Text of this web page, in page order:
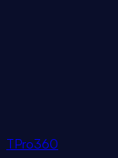
TPro360